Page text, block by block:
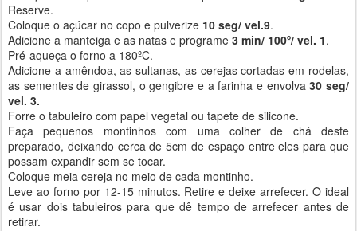
Reserve.
Coloque o açúcar no copo e pulverize 10 seg/ vel.9.
Adicione a manteiga e as natas e programe 3 min/ 100º/ vel. 1.
Pré-aqueça o forno a 180ºC.
Adicione a amêndoa, as sultanas, as cerejas cortadas em rodelas,
as sementes de girassol, o gengibre e a farinha e envolva30 seg/
vel. 3.
Forre o tabuleiro com papel vegetal ou tapete de silicone.
Faça pequenos montinhos com uma colher de chá deste
preparado, deixando cerca de 5cm de espaço entre eles para que
possam expandir sem se tocar.
Coloque meia cereja no meio de cada montinho.
Leve ao forno por 12-15 minutos. Retire e deixe arrefecer. O ideal
é usar dois tabuleiros para que dê tempo de arrefecer antes de
retirar.